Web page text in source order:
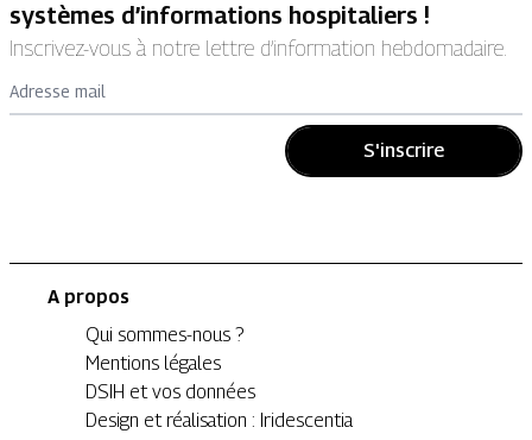
systèmes d’informations hospitaliers !
Inscrivez-vous à notre lettre d’information hebdomadaire.
Adresse mail
S'inscrire
A propos
Qui sommes-nous ?
Mentions légales
DSIH et vos données
Design et réalisation : Iridescentia